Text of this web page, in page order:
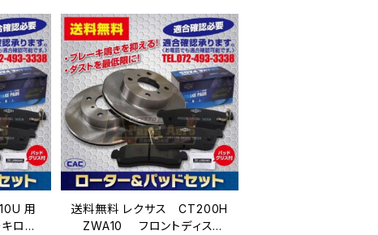
用
ロー
送料無料 レクサス CT200H
ZWA10 フロントディスク